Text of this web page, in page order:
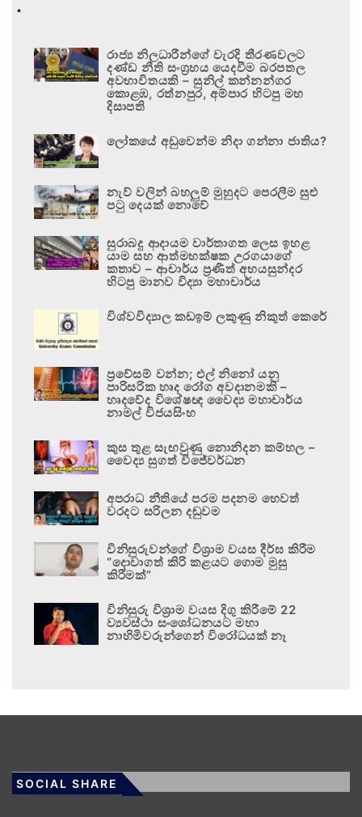
.
රාජ්‍ය නිලධාරීන්ගේ වැරදි තීරණවලට
දණ්ඩ නීති සංග්‍රහය යෙදවීම බරපතල
අවභාවිතයකි – සුනිල් කන්නන්ගර
කොළඹ, රත්නපුර, අම්පාර හිටපු මහ
දිසාපති
ලෝකයේ අඩුවෙන්ම නිදා ගන්නා ජාතිය?
නැව් වලින් බහලුම් මුහුදට පෙරලීම සුළු
පටු දෙයක් නොවේ
සුරාබදු ආදායම වාර්තාගත ලෙස ඉහළ
යාම සහ ආත්මභක්ෂක උරගයාගේ
කතාව – ආචාර්ය ප්‍රණීත් අභයසුන්දර
හිටපු මානව විද්‍යා මහාචාර්ය
විශ්වවිද්‍යාල කඩඉම් ලකුණු නිකුත් කෙරේ
ප්‍රවේසම් වන්න; එල් නිනෝ යනු
පාරිසරික හෘද රෝග අවදානමකි –
හෘදවේද විශේෂඥ වෛද්‍ය මහාචාර්ය
නාමල් විජයසිංහ
කුස තුළ සැඟවුණු නොනිදන කම්හල –
වෛද්‍ය සුගත් විජේවර්ධන
අපරාධ නීතියේ පරම පදනම හෙවත්
වරදට සරිලන දඬුවම
විනිසුරුවන්ගේ විශ්‍රාම වයස දීර්ඝ කිරීම
“දොවාගත් කිරි කළයට ගොම මුසු
කිරීමක්”
විනිසුරු විශ්‍රාම වයස දිගු කිරීමේ 22
ව්‍යවස්ථා සංශෝධනයට මහා
නාහිමිවරුන්ගෙන් විරෝධයක් නෑ
SOCIAL SHARE